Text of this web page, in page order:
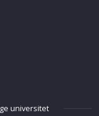
universitet